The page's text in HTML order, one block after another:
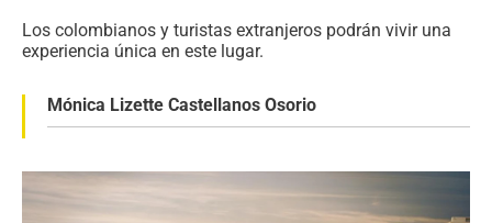
Los colombianos y turistas extranjeros podrán vivir una
experiencia única en este lugar.
Mónica Lizette Castellanos Osorio